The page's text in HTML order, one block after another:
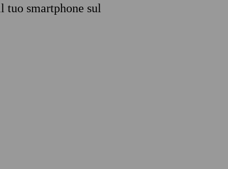
tuo smartphone sul